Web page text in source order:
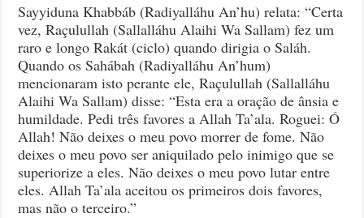
Sayyiduna Khabbáb (Radiyalláhu An’hu) relata: “Certa
vez, Raçulullah (Sallalláhu Alaihi Wa Sallam) fez um
raro e longo Rakát (ciclo) quando dirigia o Saláh.
Quando os Sahábah (Radiyalláhu An’hum)
mencionaram isto perante ele, Raçulullah (Sallalláhu
Alaihi Wa Sallam) disse: “Esta era a oração de ânsia e
humildade. Pedi três favores a Allah Ta’ala. Roguei: Ó
Allah! Não deixes o meu povo morrer de fome. Não
deixes o meu povo ser aniquilado pelo inimigo que se
superiorize a eles. Não deixes o meu povo lutar entre
eles. Allah Ta’ala aceitou os primeiros dois favores,
mas não o terceiro.”